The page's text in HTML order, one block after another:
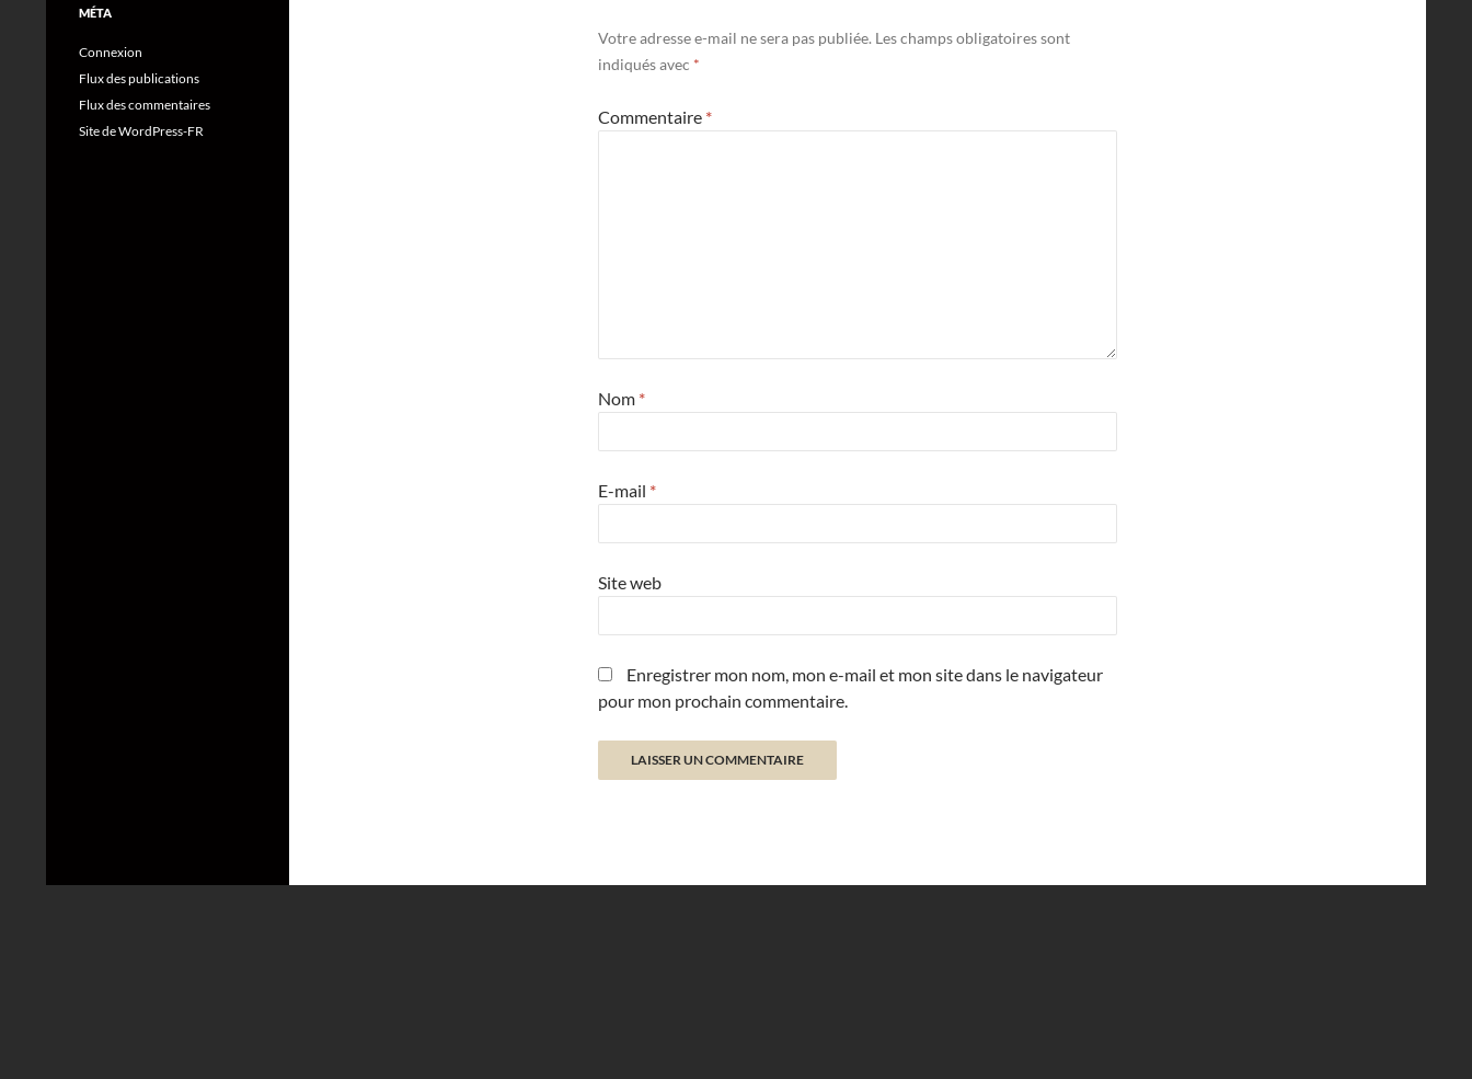
Votre adresse e-mail ne sera pas publiée. Les champs obligatoires sont
indiqués avec *
Commentaire *
Nom *
E-mail *
Site web
Enregistrer mon nom, mon e-mail et mon site dans le navigateur
pour mon prochain commentaire.
MÉTA
Connexion
Flux des publications
Flux des commentaires
Site de WordPress-FR